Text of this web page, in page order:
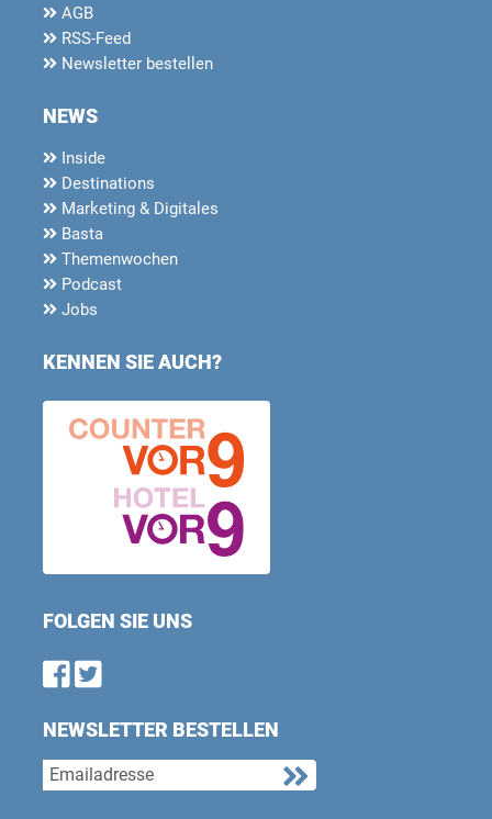
AGB
RSS-Feed
Newsletter bestellen
NEWS
Inside
Destinations
Marketing & Digitales
Basta
Themenwochen
Podcast
Jobs
KENNEN SIE AUCH?
FOLGEN SIE UNS
Find us on Facebook
Follow us on Twitter
NEWSLETTER BESTELLEN